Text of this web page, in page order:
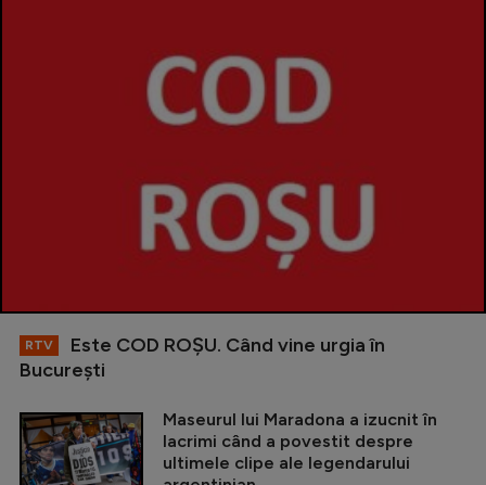
RTV
Este COD ROŞU. Când vine urgia în
Bucureşti
Maseurul lui Maradona a izucnit în
lacrimi când a povestit despre
ultimele clipe ale legendarului